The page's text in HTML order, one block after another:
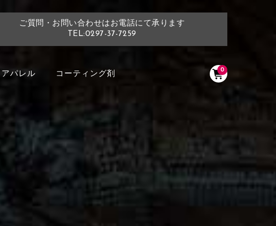
ご質問・お問い合わせはお電話にて承ります
TEL:0297-37-7259
0
アパレル コーティング剤
赤く塗られている場所を選択
ください
赤く塗られている部分にカラ
ー選択ください